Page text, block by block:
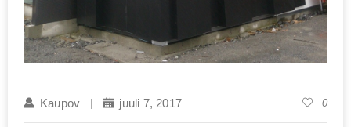
Kaupov juuli 7, 2017 0